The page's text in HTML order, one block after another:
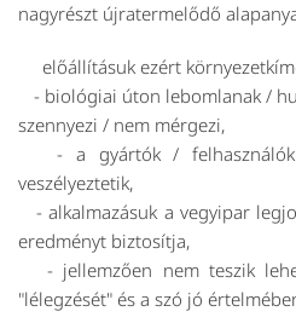
nagyrészt újratermelődő
előállításuk ezért
- biológiai úton lebomlanak /
szennyezi / nem mérgezi,
- a gyártók / felhasználók
veszélyeztetik,
- alkalmazásuk a vegyipar
eredményt biztosítja,
- jellemzően nem teszik
"lélegzését" és a szó jó